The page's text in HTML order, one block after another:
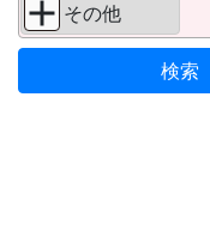
その他